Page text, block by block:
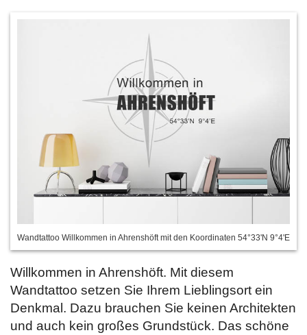
Wandtattoo Willkommen in Ahrenshöft mit den Koordinaten 54°33'N 9°4'E
Willkommen in Ahrenshöft. Mit diesem
Wandtattoo setzen Sie Ihrem Lieblingsort ein
Denkmal. Dazu brauchen Sie keinen Architekten
und auch kein großes Grundstück. Das schöne